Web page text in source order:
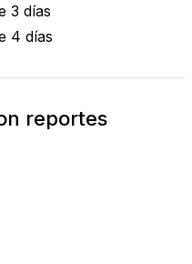
3 días
4 días
reportes